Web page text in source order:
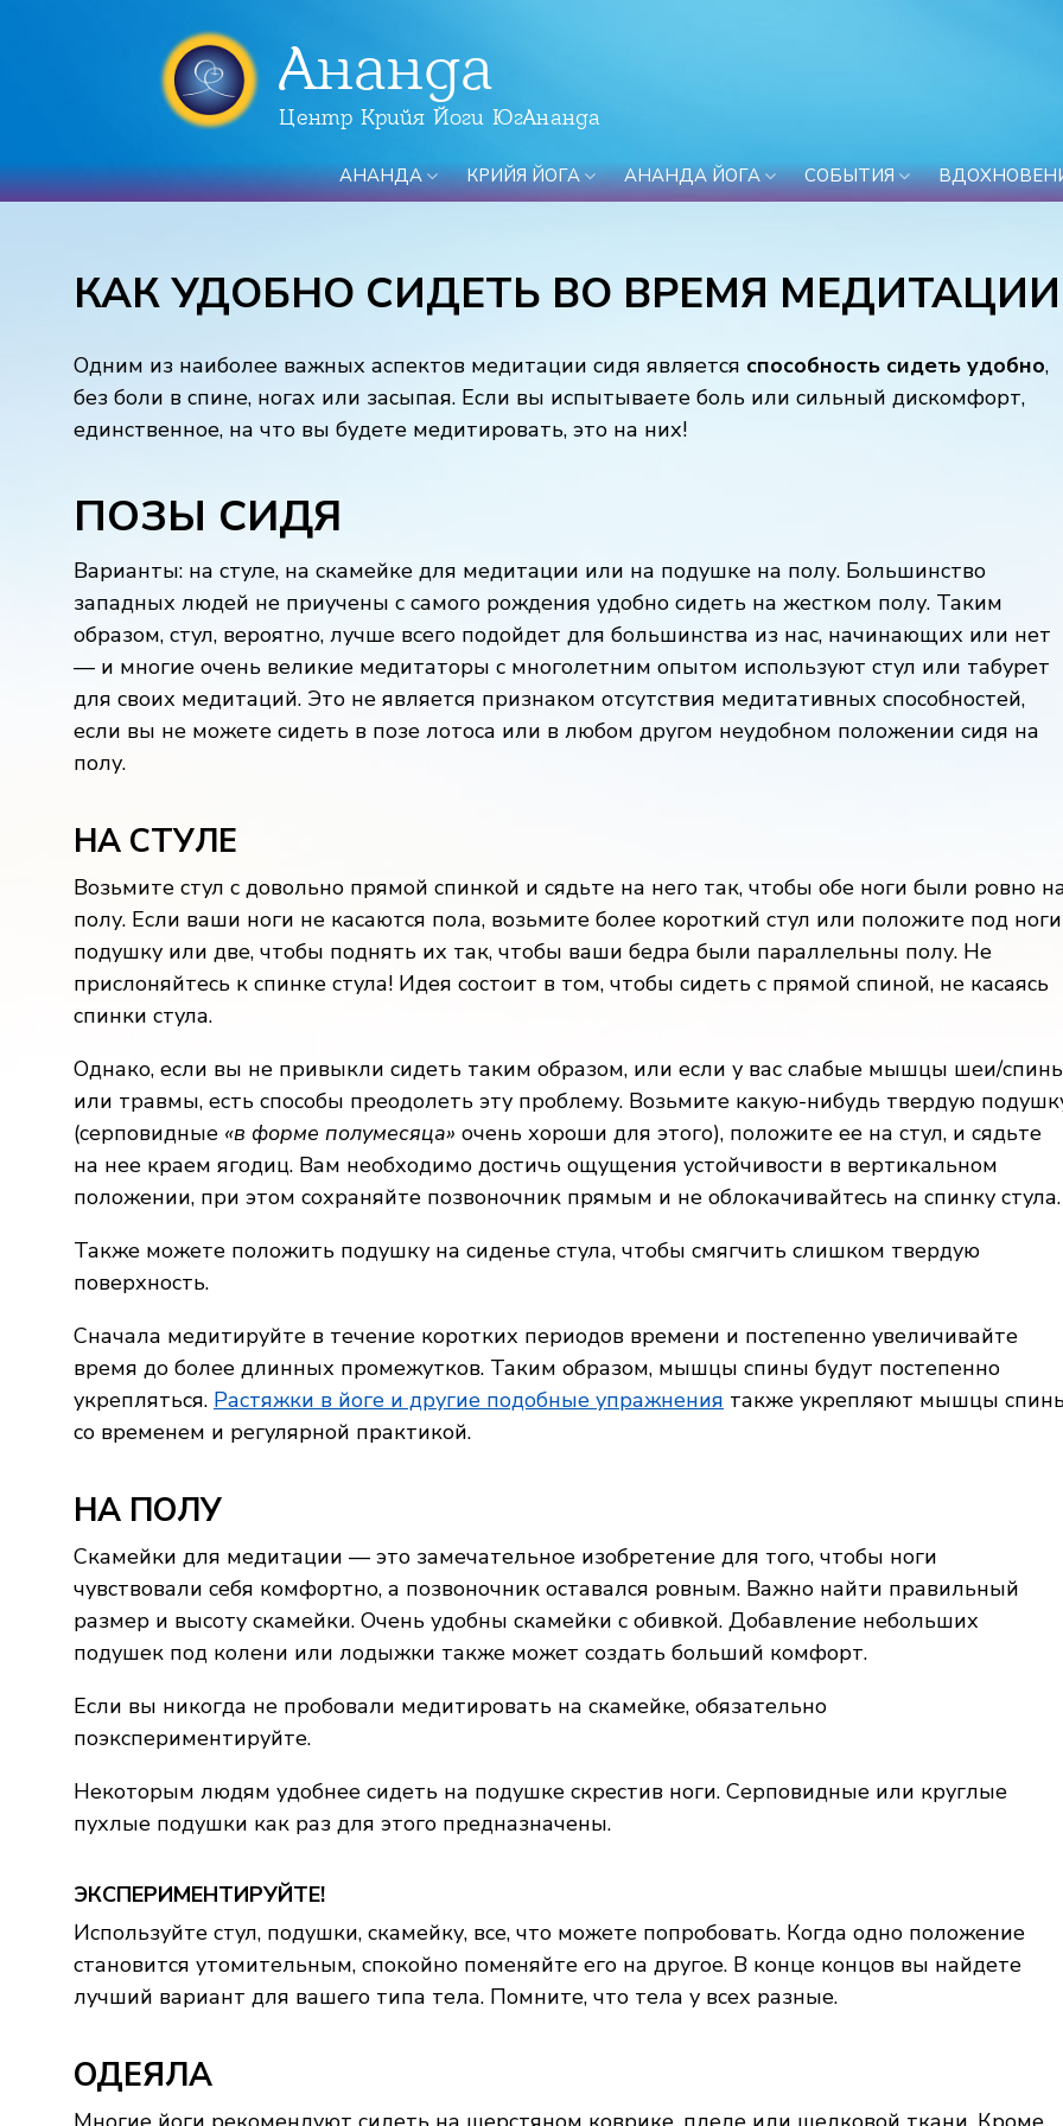
Ананда
Центр Крийя Йоги ЮгАнанда
АНАНДА КРИЙЯ ЙОГА АНАНДА ЙОГА СОБЫТИЯ
КАК УДОБНО СИДЕТЬ ВО ВРЕМЯ МЕДИТАЦИИ
Одним из наиболее важных аспектов медитации сидя является способность сидеть удобно,
без боли в спине, ногах или засыпая. Если вы испытываете боль или сильный дискомфорт,
единственное, на что вы будете медитировать, это на них!
ПОЗЫ СИДЯ
Варианты: на стуле, на скамейке для медитации или на подушке на полу. Большинство
западных людей не приучены с самого рождения удобно сидеть на жестком полу. Таким
образом, стул, вероятно, лучше всего подойдет для большинства из нас, начинающих или нет
— и многие очень великие медитаторы с многолетним опытом используют стул или табурет
для своих медитаций. Это не является признаком отсутствия медитативных способностей,
если вы не можете сидеть в позе лотоса или в любом другом неудобном положении сидя на
полу.
НА СТУЛЕ
Возьмите стул с довольно прямой спинкой и сядьте на него так, чтобы обе ноги были ровно
полу. Если ваши ноги не касаются пола, возьмите более короткий стул или положите под ноги
подушку или две, чтобы поднять их так, чтобы ваши бедра были параллельны полу. Не
прислоняйтесь к спинке стула! Идея состоит в том, чтобы сидеть с прямой спиной, не касаясь
спинки стула.
Однако, если вы не привыкли сидеть таким образом, или если у вас слабые мышцы шеи/
или травмы, есть способы преодолеть эту проблему. Возьмите какую-нибудь твердую
(серповидные «в форме полумесяца» очень хороши для этого), положите ее на стул, и сядьте
на нее краем ягодиц. Вам необходимо достичь ощущения устойчивости в вертикальном
положении, при этом сохраняйте позвоночник прямым и не облокачивайтесь на спинку стула.
Также можете положить подушку на сиденье стула, чтобы смягчить слишком твердую
поверхность.
Сначала медитируйте в течение коротких периодов времени и постепенно увеличивайте
время до более длинных промежутков. Таким образом, мышцы спины будут постепенно
укрепляться. Растяжки в йоге и другие подобные упражнения также укрепляют мышцы
со временем и регулярной практикой.
НА ПОЛУ
Скамейки для медитации — это замечательное изобретение для того, чтобы ноги
чувствовали себя комфортно, а позвоночник оставался ровным. Важно найти правильный
размер и высоту скамейки. Очень удобны скамейки с обивкой. Добавление небольших
подушек под колени или лодыжки также может создать больший комфорт.
Если вы никогда не пробовали медитировать на скамейке, обязательно
поэкспериментируйте.
Некоторым людям удобнее сидеть на подушке скрестив ноги. Серповидные или круглые
пухлые подушки как раз для этого предназначены.
ЭКСПЕРИМЕНТИРУЙТЕ!
Используйте стул, подушки, скамейку, все, что можете попробовать. Когда одно положение
становится утомительным, спокойно поменяйте его на другое. В конце концов вы найдете
лучший вариант для вашего типа тела. Помните, что тела у всех разные.
ОДЕЯЛА